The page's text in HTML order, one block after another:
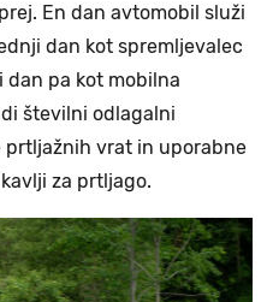
En dan avtomobil služi
dan kot spremljevalec
pa kot mobilna
številni odlagalni
vrat in uporabne
za prtljago.